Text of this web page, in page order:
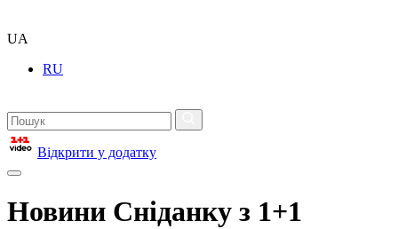
UA
RU
Відкрити у додатку
Новини Сніданку з 1+1